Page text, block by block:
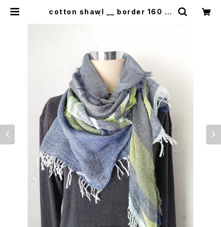
cotton shawl __ border 160 五